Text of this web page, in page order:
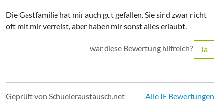
Die Gastfamilie hat mir auch gut gefallen. Sie sind zwar nicht
oft mit mir verreist, aber haben mir sonst alles erlaubt.
war diese Bewertung hilfreich? Ja
Geprüft von Schueleraustausch.net Alle IE Bewertungen